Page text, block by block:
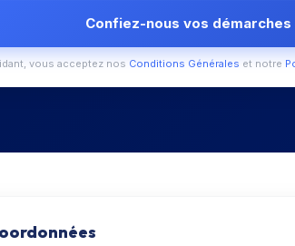
Confiez-nous vos démarches
vous acceptez nos Conditions Générales et notre